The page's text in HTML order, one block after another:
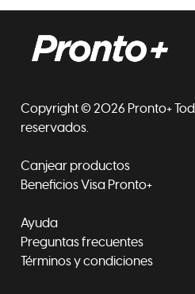
Copyright © 2026 Pronto+
reservados.
Canjear productos
Beneficios Visa Pronto+
Ayuda
Preguntas frecuentes
Términos y condiciones